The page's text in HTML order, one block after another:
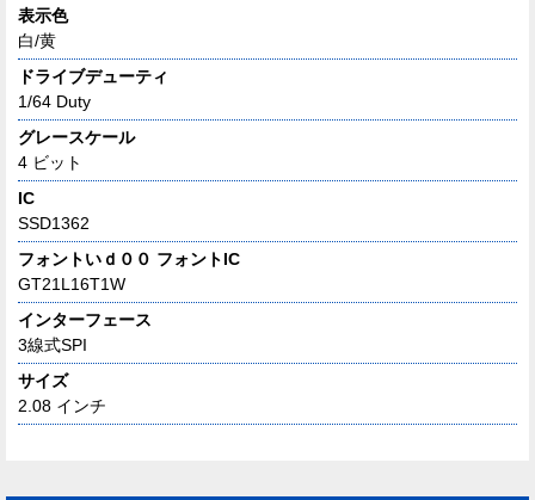
表示色
白/黄
ドライブデューティ
1/64 Duty
グレースケール
4 ビット
IC
SSD1362
フォントいｄ００ フォントIC
GT21L16T1W
インターフェース
3線式SPI
サイズ
2.08 インチ